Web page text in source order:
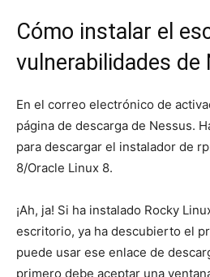
Cómo instalar el
vulnerabilidades de
En el correo electrónico de
página de descarga de Nessus.
para descargar el instalador de
8/Oracle Linux 8.
¡Ah, ja! Si ha instalado Rocky
escritorio, ya ha descubierto el
puede usar ese enlace de
primero debe aceptar una